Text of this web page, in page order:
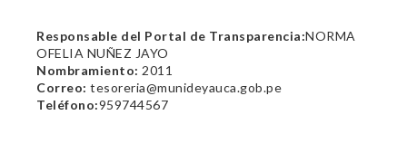
Responsable del Portal de Transparencia:NORMA
OFELIA NUÑEZ JAYO
Nombramiento: 2011
Correo: tesoreria@munideyauca.gob.pe
Teléfono:959744567